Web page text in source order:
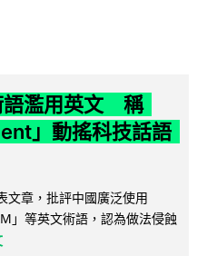
語濫用英文 稱
」動搖科技話語
文章，批評中國廣泛使用
」等英文術語，認為做法侵蝕